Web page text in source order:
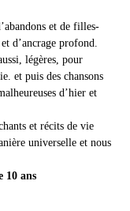
et de filles-
d’ancrage profond.
légères, pour
et puis des chansons
d’hier et
et récits de vie
universelle et nous
10 ans